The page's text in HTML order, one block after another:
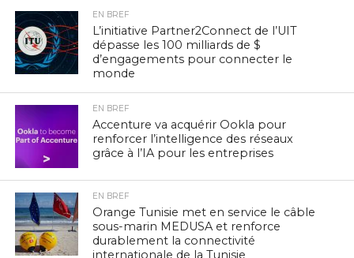
EN BREF
L’initiative Partner2Connect de l’UIT
dépasse les 100 milliards de $
d’engagements pour connecter le
monde
EN BREF
Accenture va acquérir Ookla pour
renforcer l’intelligence des réseaux
grâce à l’IA pour les entreprises
EN BREF
Orange Tunisie met en service le câble
sous-marin MEDUSA et renforce
durablement la connectivité
internationale de la Tunisie